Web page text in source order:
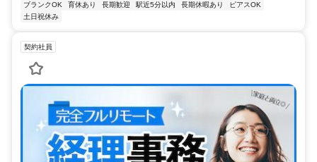
ブランクOK
育休あり 長期歓迎 駅近5分以内 長期休暇あり
ピアスOK
土日祝休み
契約社員